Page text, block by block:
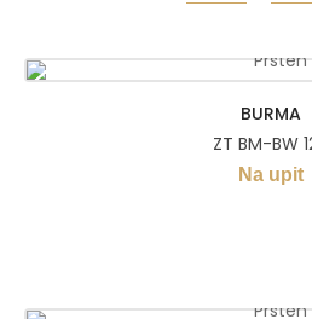
BURMA
ZT BM-BW
Na upit